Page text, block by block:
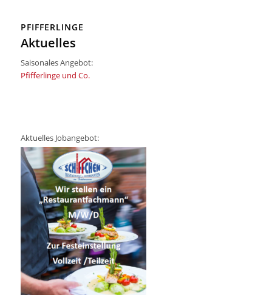
PFIFFERLINGE
Aktuelles
Saisonales Angebot:
Pfifferlinge und Co.
Aktuelles Jobangebot: